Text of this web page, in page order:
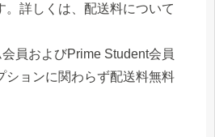
。詳しくは、配送料について
員およびPrime Student会員
ションに関わらず配送料無料